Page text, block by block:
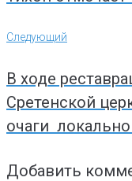
Следующий
Следующий
В ходе
Сретенской
очаги
Добавить